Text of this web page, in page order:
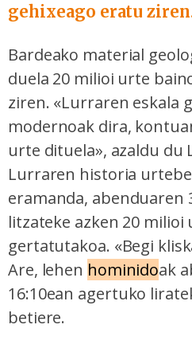
gehixeago eratu
Bardeako material
duela 20 milioi urte
ziren. «Lurraren eskala
modernoak dira,
urte dituela», azaldu du
Lurraren historia
eramanda, abenduaren
litzateke azken 20 milioi
gertatutakoa. «Begi
Are, lehen hominidoak
16:10ean agertuko
betiere.